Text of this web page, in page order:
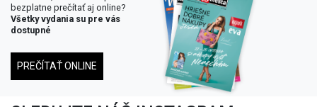
bezplatne prečítať aj online?
Všetky vydania su pre vás
dostupné
PREČÍTAŤ ONLINE